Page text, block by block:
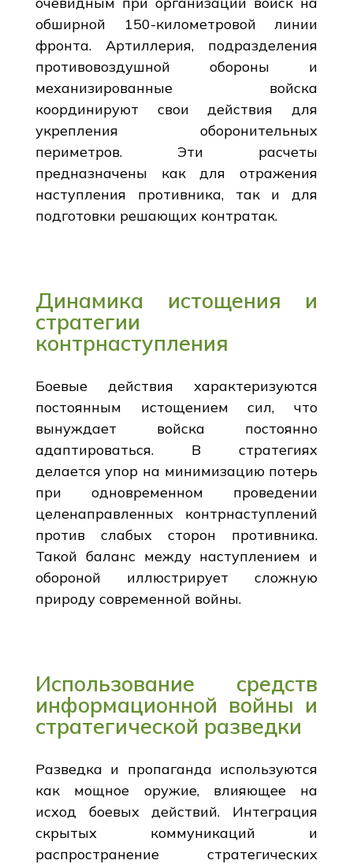
обширной 150-километровой линии
фронта. Артиллерия, подразделения
противовоздушной обороны и
механизированные войска
координируют свои действия для
укрепления оборонительных
периметров. Эти расчеты
предназначены как для отражения
наступления противника, так и для
подготовки решающих контратак.
Динамика истощения и
стратегии
контрнаступления
Боевые действия характеризуются
постоянным истощением сил, что
вынуждает войска постоянно
адаптироваться. В стратегиях
делается упор на минимизацию потерь
при одновременном проведении
целенаправленных контрнаступлений
против слабых сторон противника.
Такой баланс между наступлением и
обороной иллюстрирует сложную
природу современной войны.
Использование средств
информационной войны и
стратегической разведки
Разведка и пропаганда используются
как мощное оружие, влияющее на
исход боевых действий. Интеграция
скрытых коммуникаций и
распространение стратегических